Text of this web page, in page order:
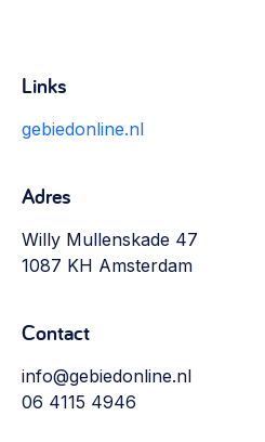
Energiecollectieven, buurt
Meebeslissen
Samenwerken en lokale
Omgevingswet en
invoering omgevingswet,
gebiedsontwikkeling>
Links
gebiedonline.nl
Adres
Willy Mullenskade 47
1087 KH Amsterdam
Contact
info@gebiedonline.nl
06 4115 4946